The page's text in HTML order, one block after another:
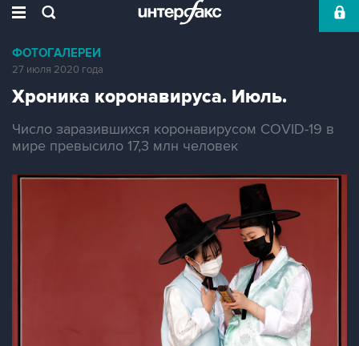
ФОТОГАЛЕРЕИ
27 июля 2020 года
Хроника коронавируса. Июль.
Число заразившихся коронавирусом COVID-19 в
мире превысило 17,3 млн человек